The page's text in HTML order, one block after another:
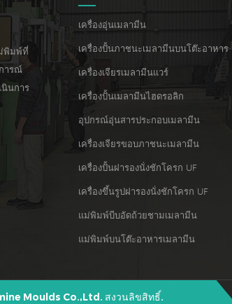
พิมพ์ที่
ารณ์
นการ
เครื่องอุ่นเมลามีน
เครื่องปั้นภาชนะเมลามีนบนโต๊ะอาหาร
เครื่องเจียรเมลามีนแวร์
เครื่องปั้นเมลามีนไฮดรอลิก
อุปกรณ์อุ่นสารประกอบเมลามีน
เครื่องเจียรขอบภาชนะเมลามีน
เครื่องปั้นฝารองนั่งชักโครก UF
เครื่องขึ้นรูปฝารองนั่งชักโครก UF
แม่พิมพ์บีบอัดถ้วยชามเมลามีน
แม่พิมพ์บนโต๊ะอาหารเมลามีน
Moulds Co.,Ltd. สงวนลิขสิทธิ์.